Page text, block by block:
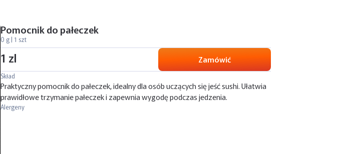
Pomocnik do pałeczek
0 g | 1 szt
1 zl Zamówić
Skład
Praktyczny pomocnik do pałeczek, idealny dla osób uczących się jeść sushi. Ułatwia
prawidłowe trzymanie pałeczek i zapewnia wygodę podczas jedzenia.
Alergeny